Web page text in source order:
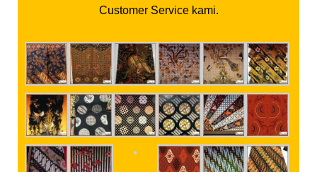
Customer Service kami.